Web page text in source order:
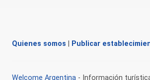
Quienes somos Publicar
Welcome Argentina - Información